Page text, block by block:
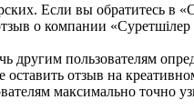
Если вы обратитесь в
о компании
пользователям
отзыв на
максимально точно